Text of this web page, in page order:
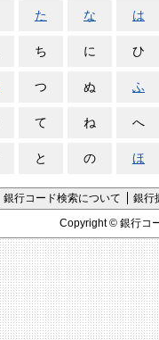
た な は
ち に ひ
つ ぬ ふ
て ね へ
と の ほ
銀行コード検索について
銀行
Copyright © 銀行コ